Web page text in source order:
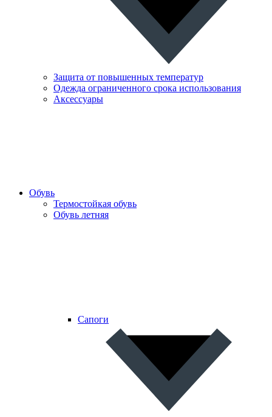
Защита от повышенных температур
Одежда ограниченного срока использования
Аксессуары
Обувь
Термостойкая обувь
Обувь летняя
Сапоги